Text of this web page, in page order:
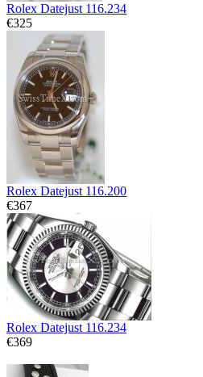
Rolex Datejust 116.234
€325
Rolex Datejust 116.200
€367
Rolex Datejust 116.234
€369